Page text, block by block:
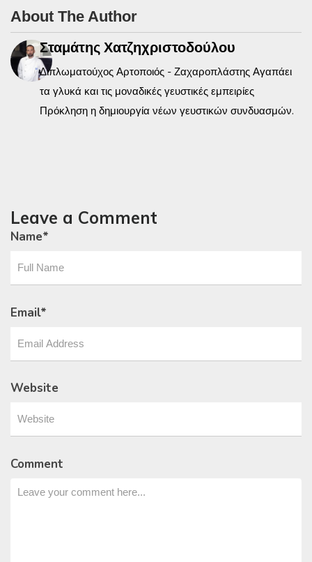
About The Author
Σταμάτης Χατζηχριστοδούλου
Διπλωματούχος Αρτοποιός - Ζαχαροπλάστης Αγαπάει
τα γλυκά και τις μοναδικές γευστικές εμπειρίες
Πρόκληση η δημιουργία νέων γευστικών συνδυασμών.
Leave a Comment
Name*
Email*
Website
Comment